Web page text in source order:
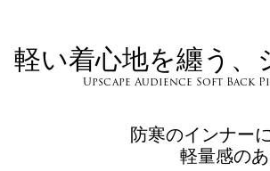
軽い着心地を纏う
Upscape Audience Soft Back
防寒のインナー
軽量感の